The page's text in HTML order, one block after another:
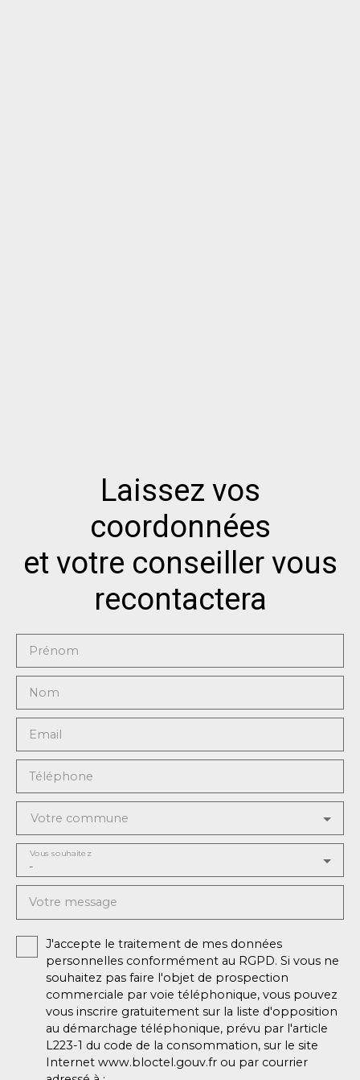
Laissez vos
coordonnées
et votre conseiller vous
recontactera
Prénom
Nom
Email
Téléphone
Votre commune
-
Vous souhaitez
Votre message
J'accepte le traitement de mes données
personnelles conformément au RGPD. Si vous ne
souhaitez pas faire l'objet de prospection
commerciale par voie téléphonique, vous pouvez
vous inscrire gratuitement sur la liste d'opposition
au démarchage téléphonique, prévu par l'article
L223-1 du code de la consommation, sur le site
Internet www.bloctel.gouv.fr ou par courrier